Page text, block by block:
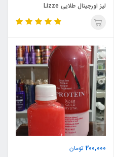
لیز اورجینال طلایی Lizze
200,000 تومان